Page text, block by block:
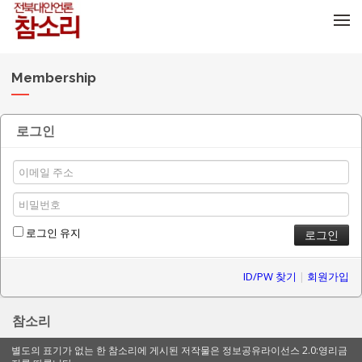
Membership
로그인
로그인 유지
ID/PW 찾기 | 회원가입
참소리
별도의 표기가 없는 한 참소리에 게시된 저작물은 정보공유라이선스 2.0:영리금